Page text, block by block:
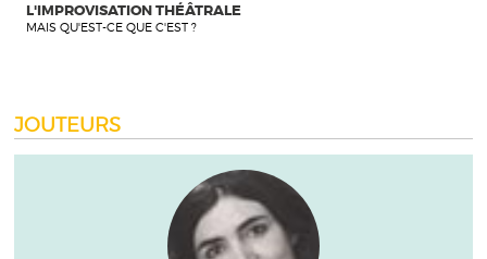
L'IMPROVISATION THÉÂTRALE
MAIS QU'EST-CE QUE C'EST ?
JOUTEURS